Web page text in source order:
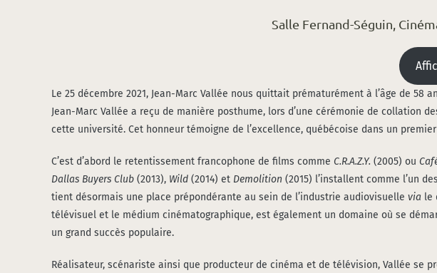
Salle Fernand-Séguin,
Le 25 décembre 2021, Jean-Marc Val­lée nous quit­tait pré­ma­tu­ré­ment à l’âge de
Jean-Marc Val­lée a reçu de manière post­hume, lors d’une céré­mo­nie de col­la­tion
cette uni­ver­si­té. Cet hon­neur témoigne de l’excellence, qué­bé­coise dans un
C’est d’abord le reten­tis­se­ment fran­co­phone de films comme C.R.A.Z.Y. (2005) ou
Dal­las Buyers Club (2013), Wild (2014) et Demo­li­tion (2015) l’installent comme l’un
tient désor­mais une place pré­pon­dé­rante au sein de l’industrie audio­vi­suelle via le
télé­vi­suel et le médium ciné­ma­to­gra­phique, est éga­le­ment un domaine où se
un grand suc­cès popu­laire.
Réa­li­sa­teur, scé­na­riste ain­si que pro­duc­teur de ciné­ma et de télé­vi­sion, Val­lée se